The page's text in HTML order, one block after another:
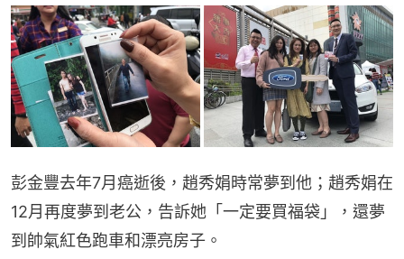
彭金豐去年7月癌逝後，趙秀娟時常夢到他；趙秀娟在
12月再度夢到老公，告訴她「一定要買福袋」，還夢
到帥氣紅色跑車和漂亮房子。